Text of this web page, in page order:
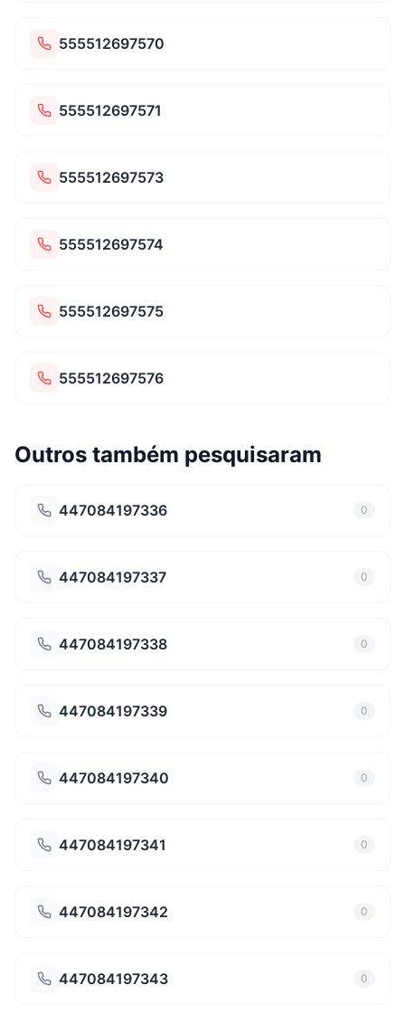
555512697570
555512697571
555512697573
555512697574
555512697575
555512697576
Outros também pesquisaram
447084197336 0
447084197337 0
447084197338 0
447084197339 0
447084197340 0
447084197341 0
447084197342 0
447084197343 0